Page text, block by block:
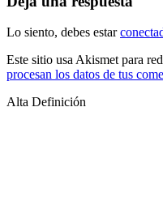
Lo siento, debes estar
Este sitio usa Akismet para
procesan los datos de tus
Alta Definición